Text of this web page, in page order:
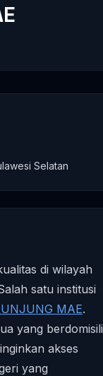
Selatan
di wilayah
satu institusi
MAE.
yang berdomisili
akses
yang